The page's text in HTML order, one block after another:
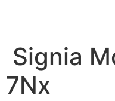
Signia
7Nx